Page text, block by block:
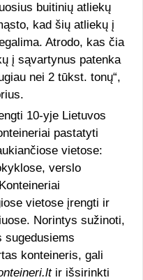
buitinių atliekų
kad šių atliekų į
Atrodo, kas čia
į sąvartynus patenka
nei 2 tūkst. tonų“,
10-yje Lietuvos
pastatyti
vietose:
verslo
vietose įrengti ir
Norintys sužinoti,
sugedusiems
konteineris, gali
ir išsirinkti